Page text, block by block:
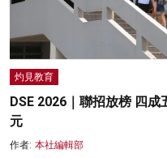
灼見教育
DSE 2026｜聯招放榜 四
元
作者: 本社編輯部